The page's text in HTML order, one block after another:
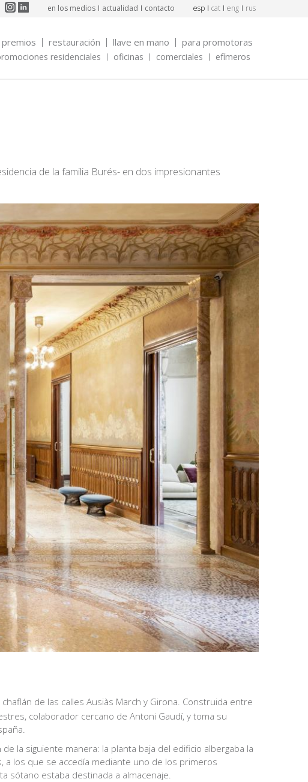
en los medios actualidad contacto esp cat eng rus
residenciales oficinas comerciales efímeros
premios restauración llave en mano para promotoras
de la familia Burés- en dos impresionantes
de las calles Ausiàs March y Girona. Construida entre
colaborador cercano de Antoni Gaudí, y toma su
la siguiente manera: la planta baja del edificio albergaba la
a los que se accedía mediante uno de los primeros
sótano estaba destinada a almacenaje.